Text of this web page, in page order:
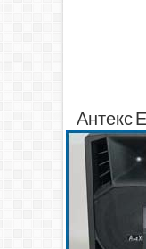
Антекс